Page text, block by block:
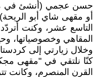
حسن عجمي (أنشئ في
أو مقهى شاي أبو
التاسع عشر، وكنت
المقاهي وخصوصياتها،
وخلال زيارتي إلى
كنّا نلتقي في "مقهى
القرن المنصرم، وكانت